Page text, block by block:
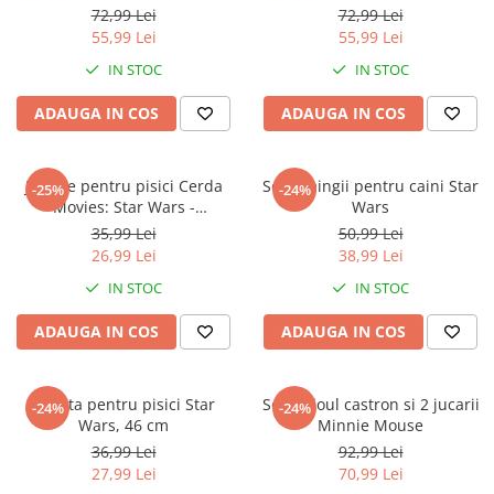
Star Wars
R-Walker
Pokemon
Baby Shark
Testoasele Ninja
Fireman Sam
Disney
Frozen Disney
Printesele Disney
Disney
Mickey Mouse Disney
Baby Shark
Pokemon
Pink Panther
Bing
Marie Cat
Skateboard
Casti protectie sport
Manusi sport
Vehicule
Casute si Locuri de joaca
Sporturi de interior
72,99 Lei
55,99 Lei
IN STOC
ADAUGA IN COS
72,99 Lei
55,99 Lei
IN STOC
ADAUGA IN COS
-25%
Jucărie pentru pisici Cerda
Movies: Star Wars -
Millennium Falcon
35,99 Lei
26,99 Lei
IN STOC
ADAUGA IN COS
-24%
Set 3 mingii pentru caini Star
Wars
50,99 Lei
38,99 Lei
IN STOC
ADAUGA IN COS
-24%
Undita pentru pisici Star
Wars, 46 cm
36,99 Lei
27,99 Lei
-24%
Set cadoul castron si 2 jucarii
Minnie Mouse
92,99 Lei
70,99 Lei